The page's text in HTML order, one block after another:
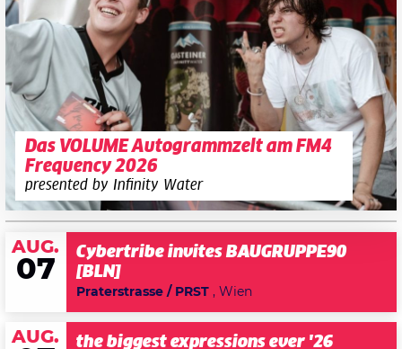
Das VOLUME Autogrammzelt am FM4
Frequency 2026
presented by Infinity Water
AUG.
07
Cybertribe invites BAUGRUPPE90
[BLN]
Praterstrasse / PRST , Wien
AUG. the biggest expressions ever '26